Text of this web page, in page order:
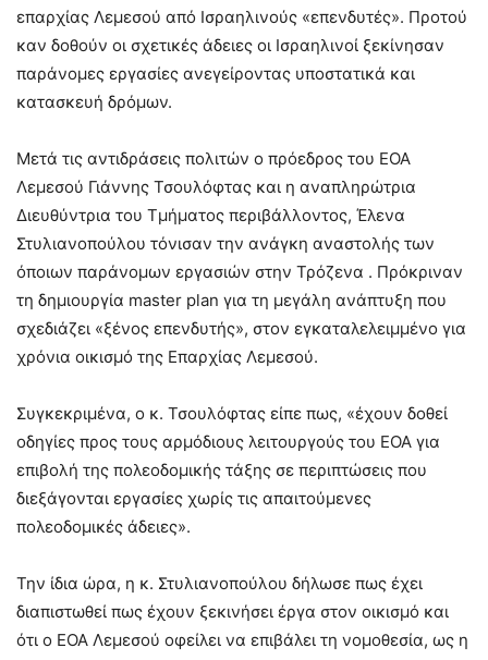
επαρχίας Λεμεσού από Ισραηλινούς «επενδυτές». Προτού
καν δοθούν οι σχετικές άδειες οι Ισραηλινοί ξεκίνησαν
παράνομες εργασίες ανεγείροντας υποστατικά και
κατασκευή δρόμων.
Μετά τις αντιδράσεις πολιτών ο πρόεδρος του ΕΟΑ
Λεμεσού Γιάννης Τσουλόφτας και η αναπληρώτρια
Διευθύντρια του Τμήματος περιβάλλοντος, Έλενα
Στυλιανοπούλου τόνισαν την ανάγκη αναστολής των
όποιων παράνομων εργασιών στην Τρόζενα . Πρόκριναν
τη δημιουργία master plan για τη μεγάλη ανάπτυξη που
σχεδιάζει «ξένος επενδυτής», στον εγκαταλελειμμένο για
χρόνια οικισμό της Επαρχίας Λεμεσού.
Συγκεκριμένα, ο κ. Τσουλόφτας είπε πως, «έχουν δοθεί
οδηγίες προς τους αρμόδιους λειτουργούς του ΕΟΑ για
επιβολή της πολεοδομικής τάξης σε περιπτώσεις που
διεξάγονται εργασίες χωρίς τις απαιτούμενες
πολεοδομικές άδειες».
Την ίδια ώρα, η κ. Στυλιανοπούλου δήλωσε πως έχει
διαπιστωθεί πως έχουν ξεκινήσει έργα στον οικισμό και
ότι ο ΕΟΑ Λεμεσού οφείλει να επιβάλει τη νομοθεσία, ως η